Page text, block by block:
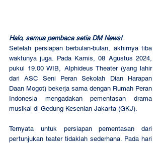
Halo, semua pembaca setia DM News!
Setelah persiapan berbulan-bulan, akhirnya tiba
waktunya juga. Pada Kamis, 08 Agustus 2024,
pukul 19.00 WIB, Alphideus Theater (yang lahir
dari ASC Seni Peran Sekolah Dian Harapan
Daan Mogot) bekerja sama dengan Rumah Peran
Indonesia mengadakan pementasan drama
musikal di Gedung Kesenian Jakarta (GKJ).
Ternyata untuk persiapan pementasan dari
pertunjukan teater tidaklah sederhana. Pada hari